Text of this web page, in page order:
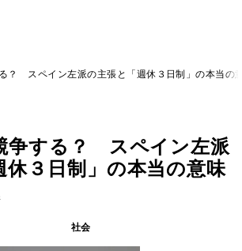
？ スペイン左派の主張と「週休３日制」の本当の
争する？ スペイン左派
休３日制」の本当の意味
社会